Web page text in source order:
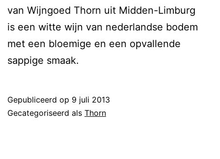
van Wijngoed Thorn uit Midden-Limburg
is een witte wijn van nederlandse bodem
met een bloemige en een opvallende
sappige smaak.
Gepubliceerd op 9 juli 2013
Gecategoriseerd als Thorn